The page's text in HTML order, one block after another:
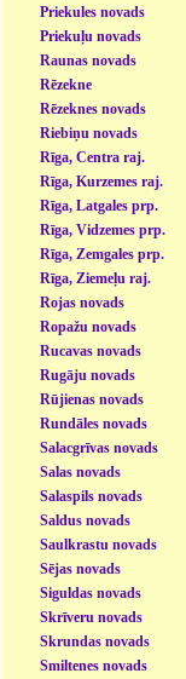
Priekules novads
Priekuļu novads
Raunas novads
Rēzekne
Rēzeknes novads
Riebiņu novads
Rīga, Centra raj.
Rīga, Kurzemes raj.
Rīga, Latgales prp.
Rīga, Vidzemes prp.
Rīga, Zemgales prp.
Rīga, Ziemeļu raj.
Rojas novads
Ropažu novads
Rucavas novads
Rugāju novads
Rūjienas novads
Rundāles novads
Salacgrīvas novads
Salas novads
Salaspils novads
Saldus novads
Saulkrastu novads
Sējas novads
Siguldas novads
Skrīveru novads
Skrundas novads
Smiltenes novads